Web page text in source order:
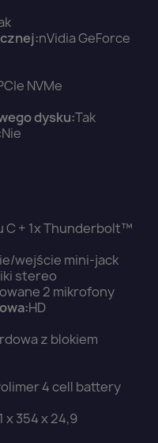
nVidia GeForce
NVMe
dysku:Tak
Nie
C + 1x Thunderbolt™
wejście mini-jack
stereo
2 mikrofony
HD
z blokiem
4 cell battery
x 354 x 24,9
Zaloguj się